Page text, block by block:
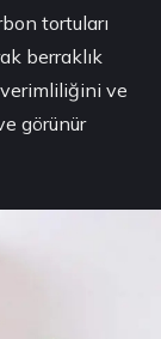
tortuları
berraklık
ve
görünür